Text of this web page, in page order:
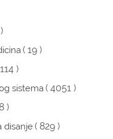
( 19 )
)
sistema( 4051 )
)
disanje( 829 )